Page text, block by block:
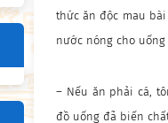
thức ăn độc mau
nước nóng cho
– Nếu ăn phải cá,
đồ uống đã biến